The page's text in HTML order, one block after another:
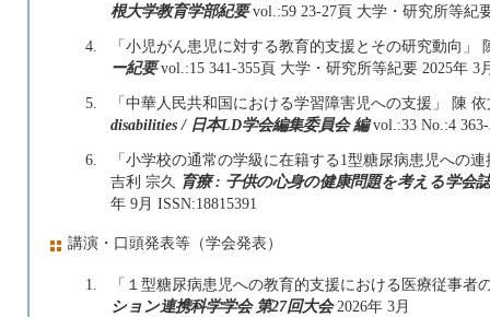
根大学教育学部紀要vol.:59 23-27頁 大学・研究所等紀
4.
「小児がん患児に対する教育的支援とその研究動向」
ー紀要vol.:15 341-355頁 大学・研究所等紀要 2025年 3
5.
「中華人民共和国における学習障害児への支援」 陳
disabilities / 日本LD学会編集委員会 編vol.:33 No.:4
6.
「小学校の通常の学級に在籍する1型糖尿病患児への
吉利 宗久 育療 : 子供の心身の健康問題を考える学会
年 9月 ISSN:18815391
講演・口頭発表等（学会発表）
1.
「１型糖尿病患児への教育的⽀援における医療従事
ション連携科学学会 第27回大会2026年 3月